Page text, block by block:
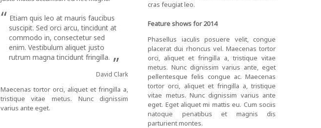
“ Etiam quis leo at mauris faucibus
suscipit. Sed orci arcu, tincidunt at
commodo in, consectetur sed
enim. Vestibulum aliquet justo
rutrum magna tincidunt fringilla. ”
David Clark
Maecenas tortor orci, aliquet et fringilla a,
tristique vitae metus. Nunc dignissim
varius ante eget.
cras feugiat leo.
Feature shows for 2014
Phasellus iaculis posuere velit, congue
placerat dui rhoncus vel. Maecenas tortor
orci, aliquet et fringilla a, tristique vitae
metus. Nunc dignissim varius ante, eget
pellentesque felis congue ac. Maecenas
tortor orci, aliquet et fringilla a, tristique
vitae metus. Nunc dignissim varius ante
eget. Eget aliquet mi mattis eu. Cum sociis
natoque penatibus et magnis dis
parturient montes.